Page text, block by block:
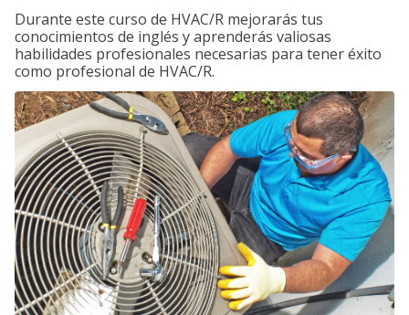
Durante este curso de HVAC/R mejorarás tus
conocimientos de inglés y aprenderás valiosas
habilidades profesionales necesarias para tener éxito
como profesional de HVAC/R.